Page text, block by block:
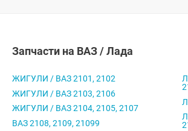
Запчасти на ВАЗ / Лада
ЖИГУЛИ / ВАЗ 2101, 2102
ЖИГУЛИ / ВАЗ 2103, 2106
ЖИГУЛИ / ВАЗ 2104, 2105, 2107
ВАЗ 2108, 2109, 21099